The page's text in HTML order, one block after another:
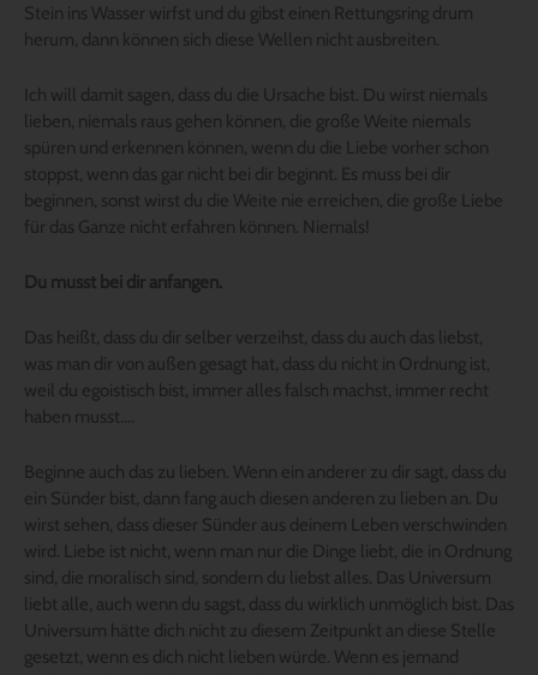
Stein ins Wasser wirfst und du gibst einen Rettungsring drum
herum, dann können sich diese Wellen nicht ausbreiten.
Ich will damit sagen, dass du die Ursache bist. Du wirst niemals
lieben, niemals raus gehen können, die große Weite niemals
spüren und erkennen können, wenn du die Liebe vorher schon
stoppst, wenn das gar nicht bei dir beginnt. Es muss bei dir
beginnen, sonst wirst du die Weite nie erreichen, die große Liebe
für das Ganze nicht erfahren können. Niemals!
Du musst bei dir anfangen.
Das heißt, dass du dir selber verzeihst, dass du auch das liebst,
was man dir von außen gesagt hat, dass du nicht in Ordnung ist,
weil du egoistisch bist, immer alles falsch machst, immer recht
haben musst….
Beginne auch das zu lieben. Wenn ein anderer zu dir sagt, dass du
ein Sünder bist, dann fang auch diesen anderen zu lieben an. Du
wirst sehen, dass dieser Sünder aus deinem Leben verschwinden
wird. Liebe ist nicht, wenn man nur die Dinge liebt, die in Ordnung
sind, die moralisch sind, sondern du liebst alles. Das Universum
liebt alle, auch wenn du sagst, dass du wirklich unmöglich bist. Das
Universum hätte dich nicht zu diesem Zeitpunkt an diese Stelle
gesetzt, wenn es dich nicht lieben würde. Wenn es jemand